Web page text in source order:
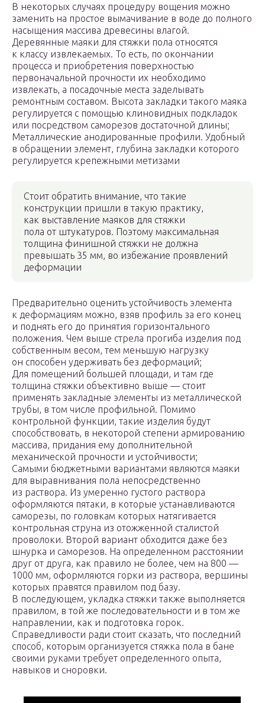
В некоторых случаях процедуру вощения можно
заменить на простое вымачивание в воде до полного
насыщения массива древесины влагой.
Деревянные маяки для стяжки пола относятся
к классу извлекаемых. То есть, по окончании
процесса и приобретения поверхностью
первоначальной прочности их необходимо
извлекать, а посадочные места заделывать
ремонтным составом. Высота закладки такого маяка
регулируется с помощью клиновидных подкладок
или посредством саморезов достаточной длины;
Металлические анодированные профили. Удобный
в обращении элемент, глубина закладки которого
регулируется крепежными метизами
Стоит обратить внимание, что такие
конструкции пришли в такую практику,
как выставление маяков для стяжки
пола от штукатуров. Поэтому максимальная
толщина финишной стяжки не должна
превышать 35 мм, во избежание проявлений
деформации
Предварительно оценить устойчивость элемента
к деформациям можно, взяв профиль за его конец
и поднять его до принятия горизонтального
положения. Чем выше стрела прогиба изделия под
собственным весом, тем меньшую нагрузку
он способен удерживать без деформаций;
Для помещений большей площади, и там где
толщина стяжки объективно выше — стоит
применять закладные элементы из металлической
трубы, в том числе профильной. Помимо
контрольной функции, такие изделия будут
способствовать, в некоторой степени армированию
массива, придания ему дополнительной
механической прочности и устойчивости;
Самыми бюджетными вариантами являются маяки
для выравнивания пола непосредственно
из раствора. Из умеренно густого раствора
оформляются пятаки, в которые устанавливаются
саморезы, по головкам которых натягивается
контрольная струна из отожженной сталистой
проволоки. Второй вариант обходится даже без
шнурка и саморезов. На определенном расстоянии
друг от друга, как правило не более, чем на 800 —
1000 мм, оформляются горки из раствора, вершины
которых правятся правилом под базу.
В последующем, укладка стяжки также выполняется
правилом, в той же последовательности и в том же
направлении, как и подготовка горок.
Справедливости ради стоит сказать, что последний
способ, которым организуется стяжка пола в бане
своими руками требует определенного опыта,
навыков и сноровки.